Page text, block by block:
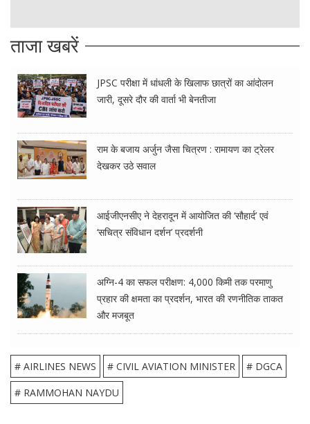
ताजा खबरें
JPSC परीक्षा में धांधली के खिलाफ छात्रों का आंदोलन
जारी, दूसरे दौर की वार्ता भी बेनतीजा
राम के बजाय अर्जुन जैसा चित्रण : रामायण का ट्रेलर
देखकर उठे सवाल
आईजीएनसीए ने देहरादून में आयोजित की ‘सौहार्द’ एवं
‘सचित्र संविधान दर्शन’ प्रदर्शनी
अग्नि-4 का सफल परीक्षण: 4,000 किमी तक परमाणु
प्रहार की क्षमता का प्रदर्शन, भारत की रणनीतिक ताकत
और मजबूत
# AIRLINES NEWS # CIVIL AVIATION MINISTER
# DGCA
# RAMMOHAN NAYDU